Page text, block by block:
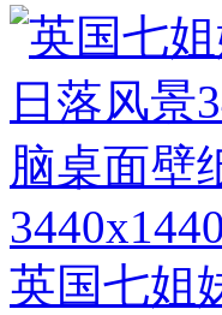
3440x1440
英国七姐